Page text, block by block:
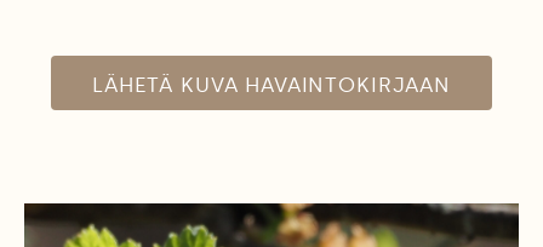
LÄHETÄ KUVA HAVAINTOKIRJAAN